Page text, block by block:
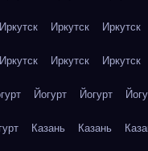
Иркутск Иркутск Иркутск
Иркутск Иркутск Иркутск
Йогурт Йогурт
Казань Казань